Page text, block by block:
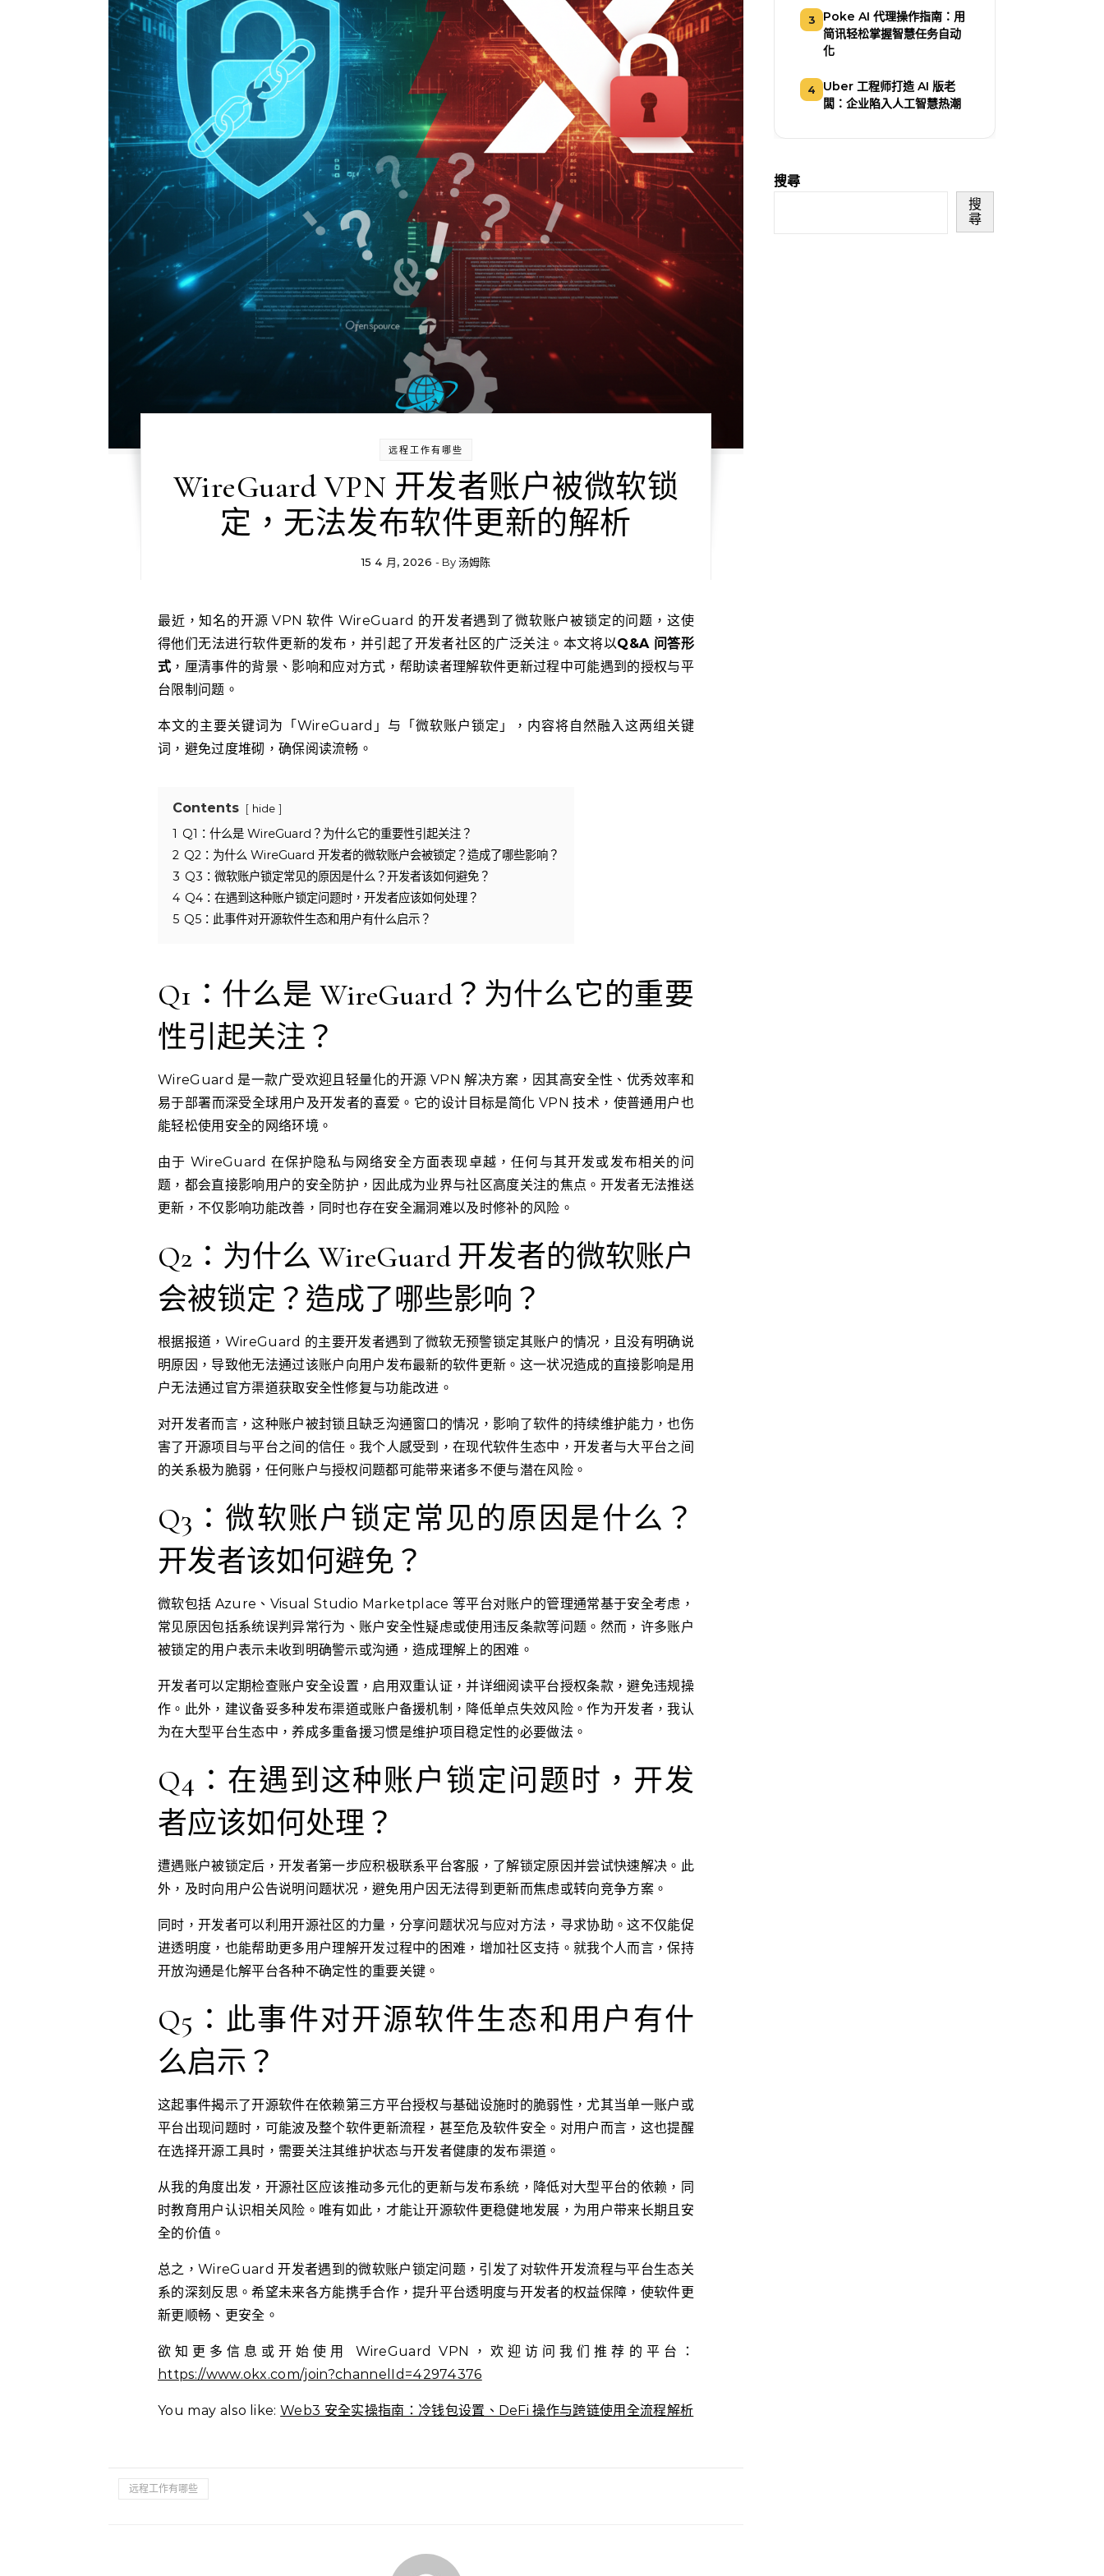
远程工作有哪些
WireGuard VPN 开发者账户被微软锁
定，无法发布软件更新的解析
15 4 月, 2026 - By汤姆陈
最近，知名的开源 VPN 软件 WireGuard 的开发者遇到了微软账户被锁定的问题，这使
得他们无法进行软件更新的发布，并引起了开发者社区的广泛关注。本文将以Q&A 问答形
式 ，厘清事件的背景、影响和应对方式，帮助读者理解软件更新过程中可能遇到的授权与平
台限制问题。
本文的主要关键词为「WireGuard」与「微软账户锁定」，内容将自然融入这两组关键
词，避免过度堆砌，确保阅读流畅。
Contents hide
1 Q1：什么是 WireGuard？为什么它的重要性引起关注？
2 Q2：为什么 WireGuard 开发者的微软账户会被锁定？造成了哪些影响？
3 Q3：微软账户锁定常见的原因是什么？开发者该如何避免？
4 Q4：在遇到这种账户锁定问题时，开发者应该如何处理？
5 Q5：此事件对开源软件生态和用户有什么启示？
Q1：什么是 WireGuard？为什么它的重要
性引起关注？
WireGuard 是一款广受欢迎且轻量化的开源 VPN 解决方案，因其高安全性、优秀效率和
易于部署而深受全球用户及开发者的喜爱。它的设计目标是简化 VPN 技术，使普通用户也
能轻松使用安全的网络环境。
由于 WireGuard 在保护隐私与网络安全方面表现卓越，任何与其开发或发布相关的问
题，都会直接影响用户的安全防护，因此成为业界与社区高度关注的焦点。开发者无法推送
更新，不仅影响功能改善，同时也存在安全漏洞难以及时修补的风险。
Q2：为什么 WireGuard 开发者的微软账户
会被锁定？造成了哪些影响？
根据报道，WireGuard 的主要开发者遇到了微软无预警锁定其账户的情况，且没有明确说
明原因，导致他无法通过该账户向用户发布最新的软件更新。这一状况造成的直接影响是用
户无法通过官方渠道获取安全性修复与功能改进。
对开发者而言，这种账户被封锁且缺乏沟通窗口的情况，影响了软件的持续维护能力，也伤
害了开源项目与平台之间的信任。我个人感受到，在现代软件生态中，开发者与大平台之间
的关系极为脆弱，任何账户与授权问题都可能带来诸多不便与潜在风险。
Q3：微软账户锁定常见的原因是什么？
开发者该如何避免？
微软包括 Azure、Visual Studio Marketplace 等平台对账户的管理通常基于安全考虑，
常见原因包括系统误判异常行为、账户安全性疑虑或使用违反条款等问题。然而，许多账户
被锁定的用户表示未收到明确警示或沟通，造成理解上的困难。
开发者可以定期检查账户安全设置，启用双重认证，并详细阅读平台授权条款，避免违规操
作。此外，建议备妥多种发布渠道或账户备援机制，降低单点失效风险。作为开发者，我认
为在大型平台生态中，养成多重备援习惯是维护项目稳定性的必要做法。
Q4：在遇到这种账户锁定问题时，开发
者应该如何处理？
遭遇账户被锁定后，开发者第一步应积极联系平台客服，了解锁定原因并尝试快速解决。此
外，及时向用户公告说明问题状况，避免用户因无法得到更新而焦虑或转向竞争方案。
同时，开发者可以利用开源社区的力量，分享问题状况与应对方法，寻求协助。这不仅能促
进透明度，也能帮助更多用户理解开发过程中的困难，增加社区支持。就我个人而言，保持
开放沟通是化解平台各种不确定性的重要关键。
Q5：此事件对开源软件生态和用户有什
么启示？
这起事件揭示了开源软件在依赖第三方平台授权与基础设施时的脆弱性，尤其当单一账户或
平台出现问题时，可能波及整个软件更新流程，甚至危及软件安全。对用户而言，这也提醒
在选择开源工具时，需要关注其维护状态与开发者健康的发布渠道。
从我的角度出发，开源社区应该推动多元化的更新与发布系统，降低对大型平台的依赖，同
时教育用户认识相关风险。唯有如此，才能让开源软件更稳健地发展，为用户带来长期且安
全的价值。
总之，WireGuard 开发者遇到的微软账户锁定问题，引发了对软件开发流程与平台生态关
系的深刻反思。希望未来各方能携手合作，提升平台透明度与开发者的权益保障，使软件更
新更顺畅、更安全。
欲知更多信息或开始使用 WireGuard VPN，欢迎访问我们推荐的平台：
https://www.okx.com/join?channelId=42974376
You may also like:Web3 安全实操指南：冷钱包设置、DeFi 操作与跨链使用全流程解析
远程工作有哪些
3
Poke AI 代理操作指南：用
简讯轻松掌握智慧任务自动
化
4
Uber 工程师打造 AI 版老
闆：企业陷入人工智慧热潮
搜尋
搜
尋